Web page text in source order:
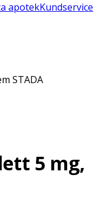
apotekKundservice
STADA
5 mg,